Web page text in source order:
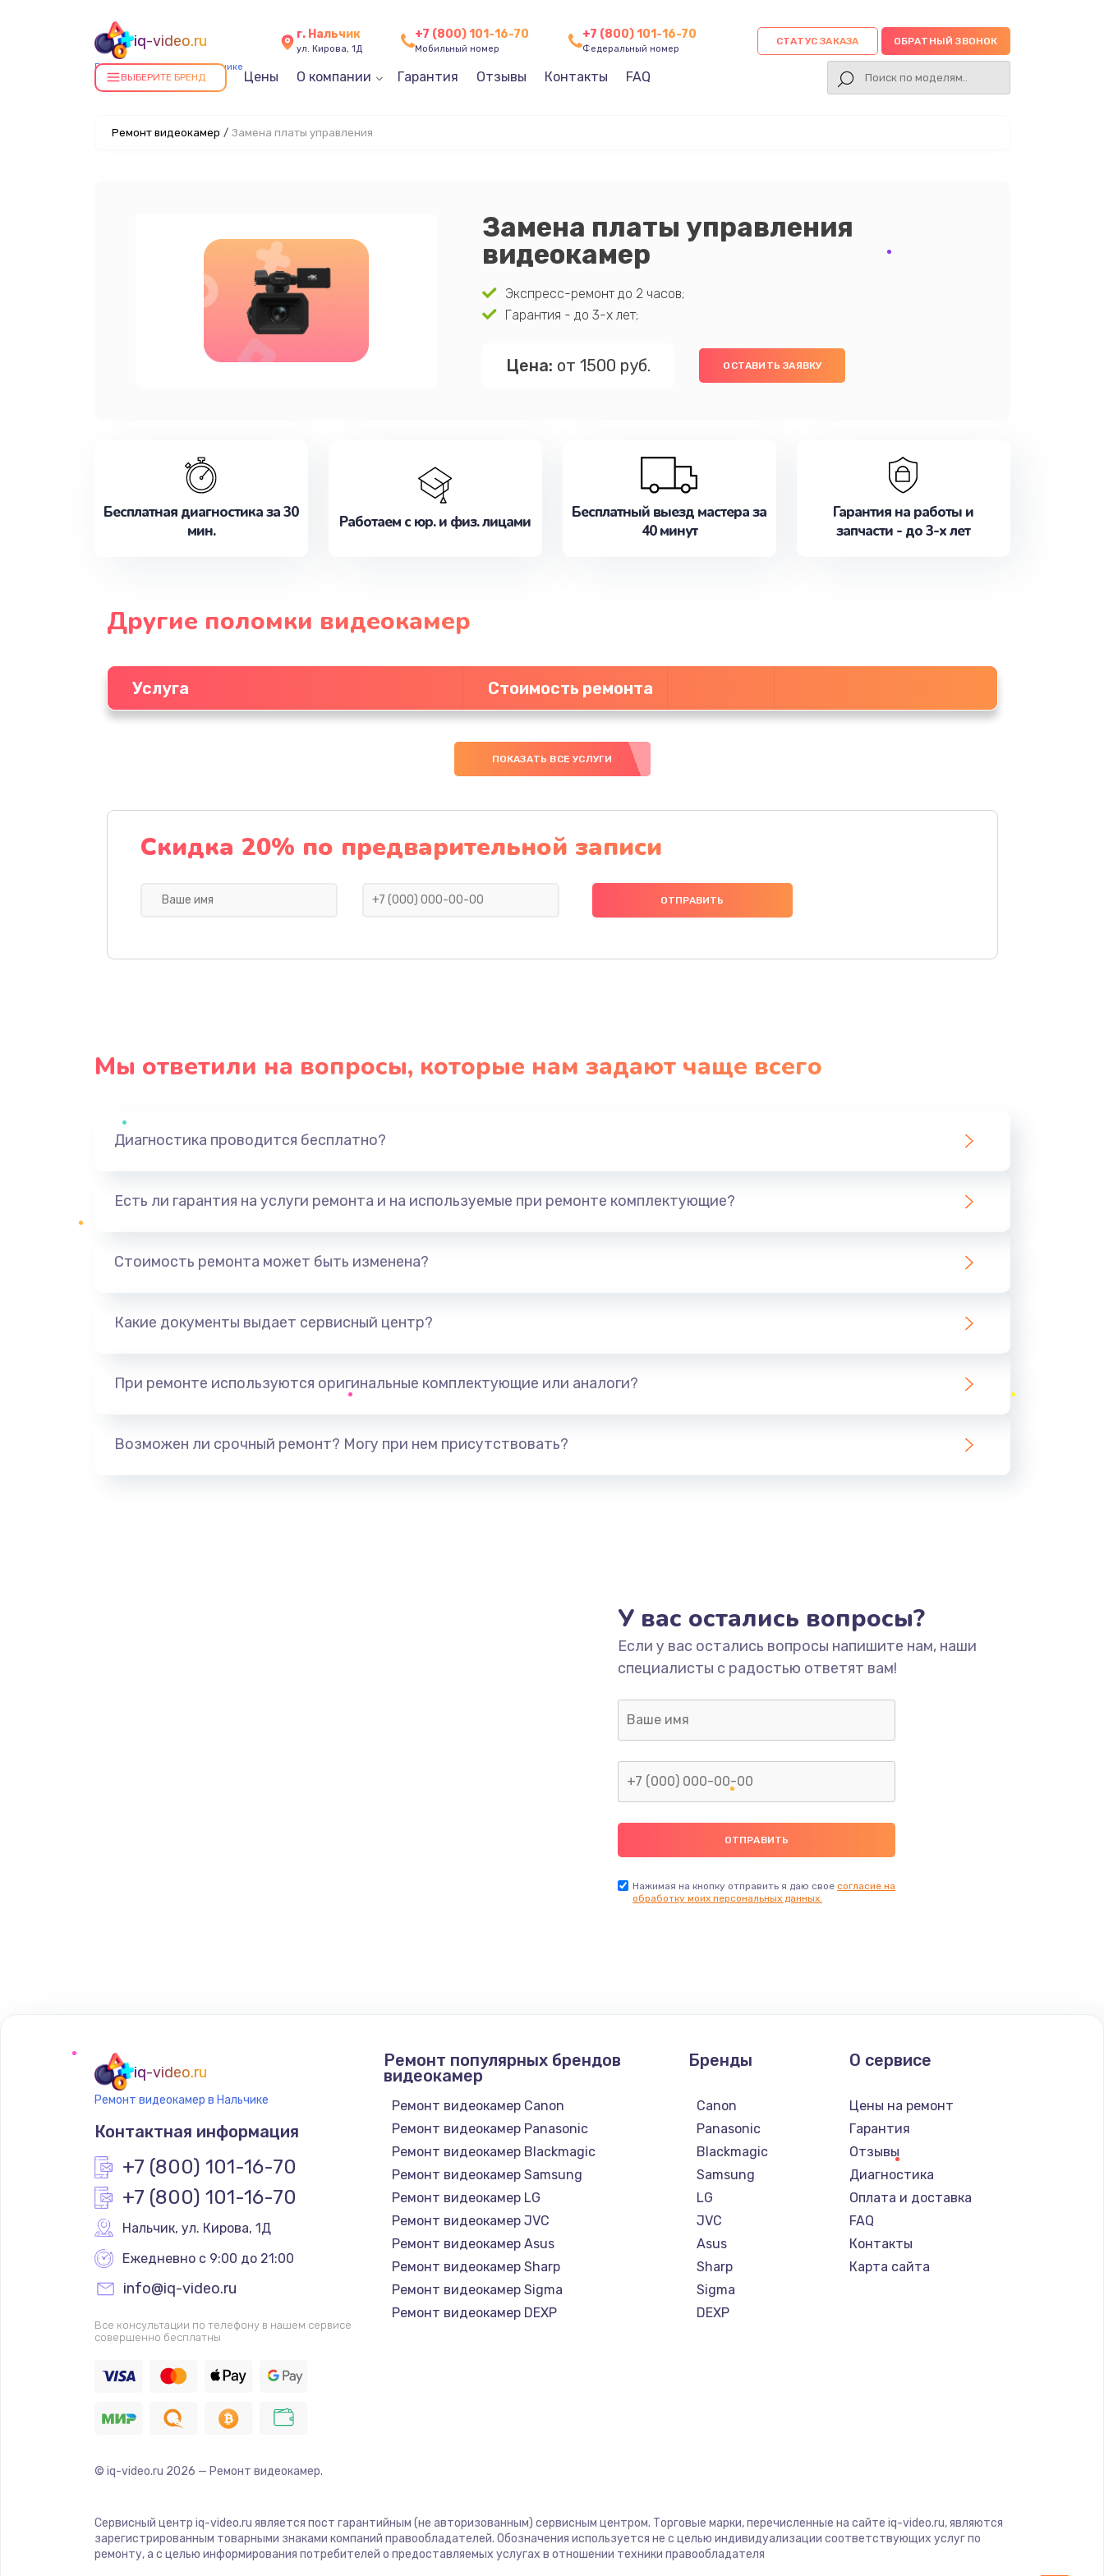
iq-video.ru
Ремонт видеокамер в Нальчике
г. Нальчик
ул. Кирова, 1Д
+7 (800) 101-16-70
Мобильный номер
+7 (800) 101-16-70
Федеральный номер
СТАТУС ЗАКАЗА ОБРАТНЫЙ ЗВОНОК
ВЫБЕРИТЕ БРЕНД Цены О компании Гарантия Отзывы Контакты FAQ
Ремонт видеокамер / Замена платы управления
Замена платы управления
видеокамер
Экспресс-ремонт до 2 часов;
Гарантия - до 3-х лет;
Цена: от 1500 руб. ОСТАВИТЬ ЗАЯВКУ
Бесплатная диагностика за 30
мин.
Работаем с юр. и физ. лицами
Бесплатный выезд мастера за
40 минут
Гарантия на работы и
запчасти - до 3-х лет
Другие поломки видеокамер
Услуга Стоимость ремонта
ПОКАЗАТЬ ВСЕ УСЛУГИ
Скидка 20% по предварительной записи
Мы ответили на вопросы, которые нам задают чаще всего
Диагностика проводится бесплатно?
Есть ли гарантия на услуги ремонта и на используемые при ремонте комплектующие?
Стоимость ремонта может быть изменена?
Какие документы выдает сервисный центр?
При ремонте используются оригинальные комплектующие или аналоги?
Возможен ли срочный ремонт? Могу при нем присутствовать?
У вас остались вопросы?
Если у вас остались вопросы напишите нам, наши
специалисты с радостью ответят вам!
Нажимая на кнопку отправить я даю свое согласие на
обработку моих персональных данных.
iq-video.ru
Ремонт видеокамер в Нальчике
Контактная информация
+7 (800) 101-16-70
+7 (800) 101-16-70
Нальчик, ул. Кирова, 1Д
Ежедневно с 9:00 до 21:00
info@iq-video.ru
Все консультации по телефону в нашем сервисе
совершенно бесплатны
Ремонт популярных брендов
видеокамер
Ремонт видеокамер Canon
Ремонт видеокамер Panasonic
Ремонт видеокамер Blackmagic
Ремонт видеокамер Samsung
Ремонт видеокамер LG
Ремонт видеокамер JVC
Ремонт видеокамер Asus
Ремонт видеокамер Sharp
Ремонт видеокамер Sigma
Ремонт видеокамер DEXP
Бренды
Canon
Panasonic
Blackmagic
Samsung
LG
JVC
Asus
Sharp
Sigma
DEXP
О сервисе
Цены на ремонт
Гарантия
Отзывы
Диагностика
Оплата и доставка
FAQ
Контакты
Карта сайта
© iq-video.ru 2026 — Ремонт видеокамер.
Сервисный центр iq-video.ru является пост гарантийным (не авторизованным) сервисным центром. Торговые марки, перечисленные на сайте iq-video.ru, являются
зарегистрированным товарными знаками компаний правообладателей. Обозначения используется не с целью индивидуализации соответствующих услуг по
ремонту, а с целью информирования потребителей о предоставляемых услугах в отношении техники правообладателя